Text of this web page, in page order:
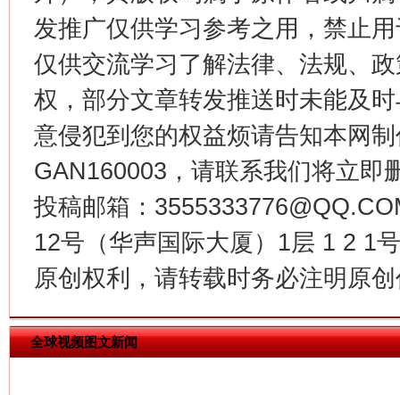
发推广仅供学习参考之用，禁止
仅供交流学习了解法律、法规、
权，部分文章转发推送时未能及
意侵犯到您的权益烦请告知本网
GAN160003，请联系我们将立即
投稿邮箱：
12号（华声国际大厦）1层 1 2 1
原创权利，请转载时务必注明原
全球视频图文新闻
在谋一域中谋全局
今
习近平的博鳌关键词
魏明亮